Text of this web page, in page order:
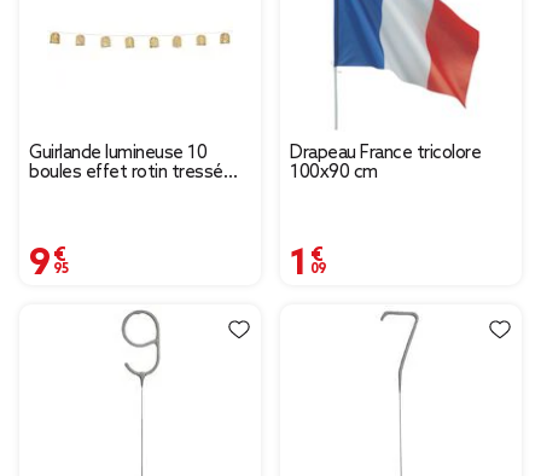
Guirlande lumineuse 10
boules effet rotin tressé
9,95 €
Drapeau France tricolore
100x90 cm
1,09 €